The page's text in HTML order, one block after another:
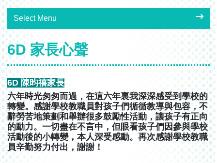
Select Menu
6D 家長心聲
6D 陳昀禧家長
六年時光匆匆而過，在這六年裏我深深感受到學校的
轉變。感謝學校教職員對孩子們循循教導與包容，不
辭勞苦地策劃和舉辦很多鼓勵性活動，讓孩子有正向
的動力。一切盡在不言中，但眼看孩子們因參與學校
活動後的小轉變，本人深受感動。再次感謝學校教職
員辛勤努力付出，謝謝！